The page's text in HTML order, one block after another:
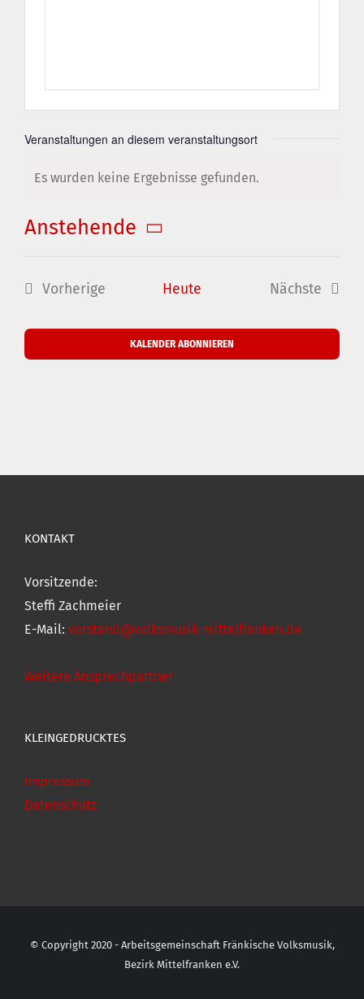
Veranstaltungen an diesem veranstaltungsort
Es wurden keine Ergebnisse gefunden.
Anstehende
Vorherige
Heute
Nächste
KALENDER ABONNIEREN
KONTAKT
Vorsitzende:
Steffi Zachmeier
E-Mail: vorstand@volksmusik-mittelfranken.de
Weitere Ansprechpartner
KLEINGEDRUCKTES
Impressum
Datenschutz
© Copyright 2020 - Arbeitsgemeinschaft Fränkische Volksmusik,
Bezirk Mittelfranken e.V.